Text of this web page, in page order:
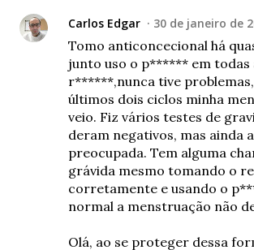
Carlos Edgar 30 de janeiro de
Tomo anticoncecional há
junto uso o p****** em todas
r******,nunca tive
últimos dois ciclos minha
veio. Fiz vários testes de
deram negativos, mas ainda
preocupada. Tem alguma
grávida mesmo tomando o
corretamente e usando o
normal a menstruação não
Olá, ao se proteger dessa